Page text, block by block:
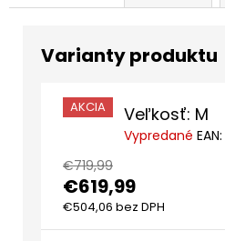
AKCIA Veľkosť: M
Vypredané EAN:
€719,99
€619,99
€504,06 bez DPH